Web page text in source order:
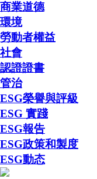
商業道德
環境
勞動者權益
社會
認證證書
管治
ESG榮譽與評級
ESG 實踐
ESG報告
ESG政策和製度
ESG動态